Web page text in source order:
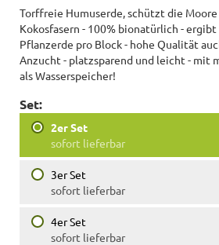
Torffreie Humuserde, schützt die Moore
Kokosfasern - 100% bionatürlich -
Pflanzerde pro Block - hohe Qualität
Anzucht - platzsparend und leicht - mit
als Wasserspeicher!
Set:
2er Set
sofort lieferbar
3er Set
sofort lieferbar
4er Set
sofort lieferbar